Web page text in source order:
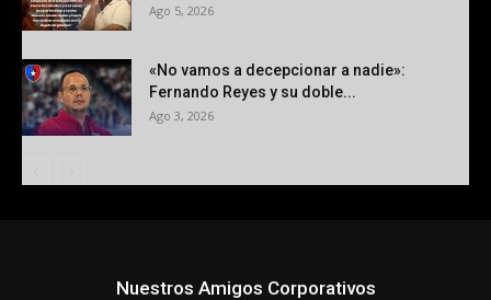
Ago 5, 2026
«No vamos a decepcionar a nadie»:
Fernando Reyes y su doble...
Ago 3, 2026
Nuestros Amigos Corporativos